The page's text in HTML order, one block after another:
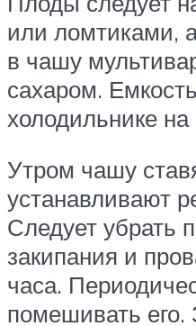
или ломтиками,
в чашу
сахаром.
холодильнике на
Утром чашу
устанавливают
Следует убрать
закипания и
часа.
помешивать